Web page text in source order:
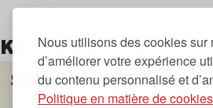
Nous utilisons des cookies sur
d’améliorer votre expérience
du contenu personnalisé et
Politique en matière de
Kangding Ray